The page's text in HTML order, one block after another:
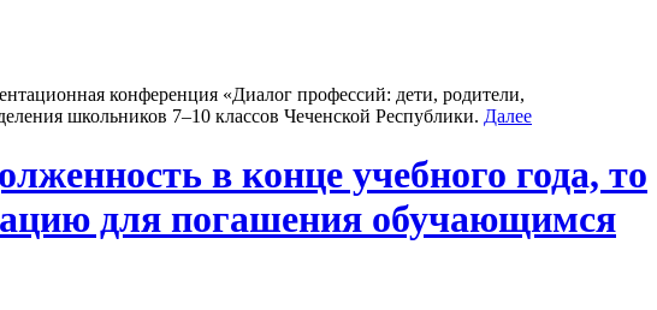
конференция «Диалог профессий: дети, родители,
школьников 7–10 классов Чеченской Республики. Далее
в конце учебного года, то
для погашения обучающимся